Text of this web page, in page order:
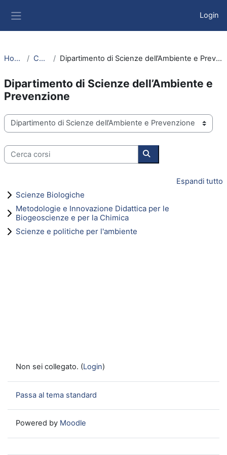
Login
Home Corsi Dipartimento di Scienze dell’Ambiente e Prevenzione
Dipartimento di Scienze dell’Ambiente e
Prevenzione
Categorie di corso
Cerca corsi
Cerca corsi
Espandi tutto
Scienze Biologiche
Metodologie e Innovazione Didattica per le
Biogeoscienze e per la Chimica
Scienze e politiche per l'ambiente
Non sei collegato. (Login)
Passa al tema standard
Powered by Moodle